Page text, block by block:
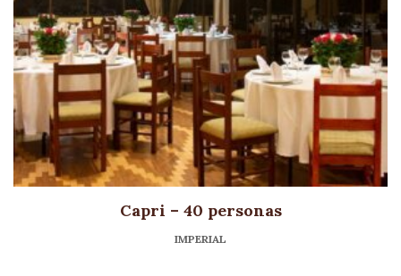
Capri – 40 personas
IMPERIAL